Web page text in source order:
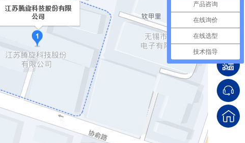
产品咨询
在线询价
在线选型
技术指导